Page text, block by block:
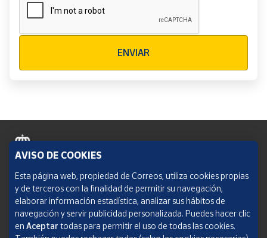
ENVIAR
Política de cookies
Aviso legal
Condiciones del servicio
AVISO DE COOKIES
Esta página web, propiedad de Correos, utiliza cookies propias
y de terceros con la finalidad de permitir su navegación,
elaborar información estadística, analizar sus hábitos de
navegación y servir publicidad personalizada. Puedes hacer clic
en Aceptar todas para permitir el uso de todas las cookies.